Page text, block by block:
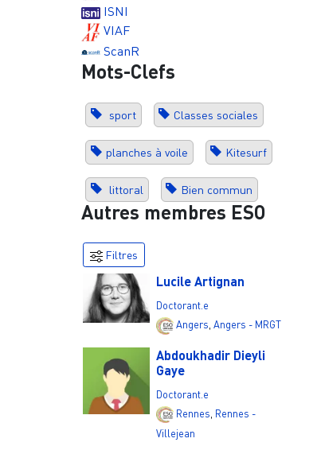
ISNI
VIAF
ScanR
Mots-Clefs
sport Classes sociales
planches à voile Kitesurf
littoral Bien commun
Autres membres ESO
Filtres
Lucile Artignan
Doctorant.e
Angers ,Angers - MRGT
Abdoukhadir Dieyli
Gaye
Doctorant.e
Rennes Rennes -
Villejean